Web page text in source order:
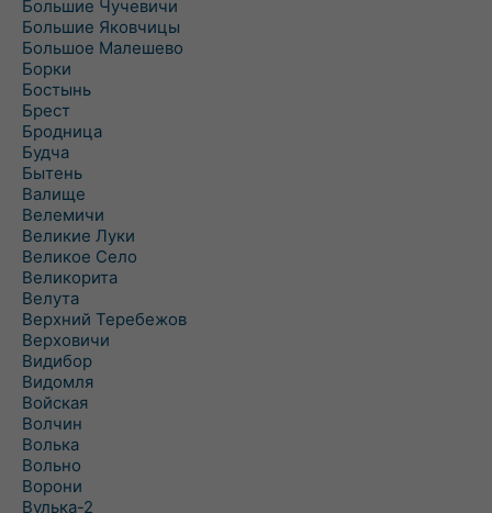
Большие Чучевичи
Большие Яковчицы
Большое Малешево
Борки
Бостынь
Брест
Бродница
Будча
Бытень
Валище
Велемичи
Великие Луки
Великое Село
Великорита
Велута
Верхний Теребежов
Верховичи
Видибор
Видомля
Войская
Волчин
Волька
Вольно
Ворони
Вулька-2